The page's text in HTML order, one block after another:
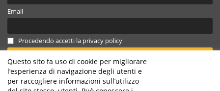
Email
Procedendo accetti la privacy policy
Questo sito fa uso di cookie per migliorare
l’esperienza di navigazione degli utenti e
per raccogliere informazioni sull’utilizzo